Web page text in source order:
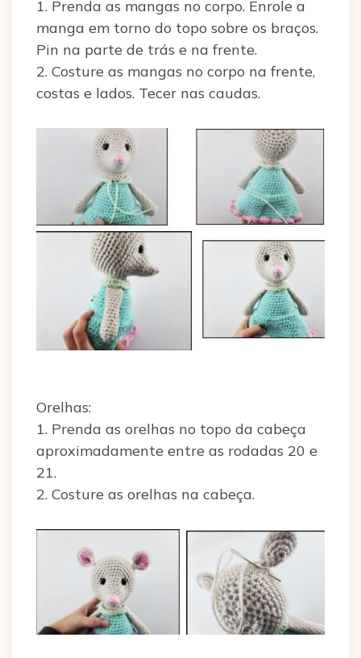
1. Prenda as mangas no corpo. Enrole a
manga em torno do topo sobre os braços.
Pin na parte de trás e na frente.
2. Costure as mangas no corpo na frente,
costas e lados. Tecer nas caudas.
Orelhas:
1. Prenda as orelhas no topo da cabeça
aproximadamente entre as rodadas 20 e
21.
2. Costure as orelhas na cabeça.